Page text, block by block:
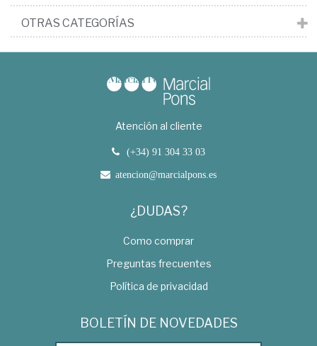
OTRAS CATEGORÍAS
Atención al cliente
(+34) 91 304 33 03
atencion@marcialpons.es
¿DUDAS?
Como comprar
Preguntas frecuentes
Política de privacidad
BOLETÍN DE NOVEDADES